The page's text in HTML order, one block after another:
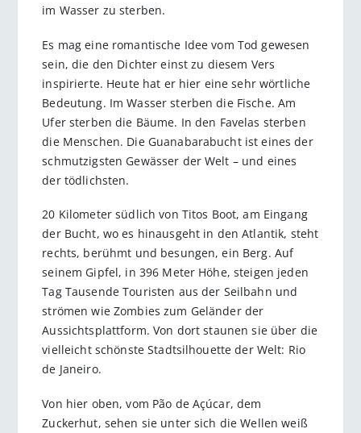
im Wasser zu sterben.
Es mag eine romantische Idee vom Tod gewesen
sein, die den Dichter einst zu diesem Vers
inspirierte. Heute hat er hier eine sehr wörtliche
Bedeutung. Im Wasser sterben die Fische. Am
Ufer sterben die Bäume. In den Favelas sterben
die Menschen. Die Guanabarabucht ist eines der
schmutzigsten Gewässer der Welt – und eines
der tödlichsten.
20 Kilometer südlich von Titos Boot, am Eingang
der Bucht, wo es hinausgeht in den Atlantik, steht
rechts, berühmt und besungen, ein Berg. Auf
seinem Gipfel, in 396 Meter Höhe, steigen jeden
Tag Tausende Touristen aus der Seilbahn und
strömen wie Zombies zum Geländer der
Aussichtsplattform. Von dort staunen sie über die
vielleicht schönste Stadtsilhouette der Welt: Rio
de Janeiro.
Von hier oben, vom Pão de Açúcar, dem
Zuckerhut, sehen sie unter sich die Wellen weiß